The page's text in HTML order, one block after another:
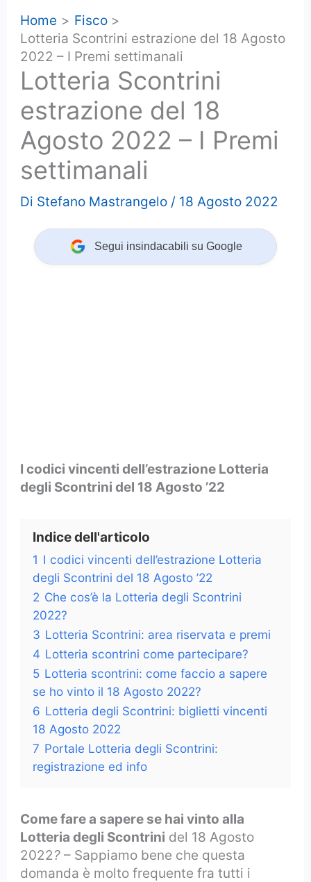
Home
Fisco
Lotteria Scontrini estrazione del 18 Agosto
2022 – I Premi settimanali
Lotteria Scontrini
estrazione del 18
Agosto 2022 – I Premi
settimanali
Di Stefano Mastrangelo / 18 Agosto 2022
Segui insindacabili su Google
I codici vincenti dell’estrazione Lotteria
degli Scontrini del 18 Agosto ’22
Indice dell'articolo
1 I codici vincenti dell’estrazione Lotteria
degli Scontrini del 18 Agosto ’22
2 Che cos’è la Lotteria degli Scontrini
2022?
3 Lotteria Scontrini: area riservata e premi
4 Lotteria scontrini come partecipare?
5 Lotteria scontrini: come faccio a sapere
se ho vinto il 18 Agosto 2022?
6 Lotteria degli Scontrini: biglietti vincenti
18 Agosto 2022
7 Portale Lotteria degli Scontrini:
registrazione ed info
Come fare a sapere se hai vinto alla
Lotteria degli Scontrini del 18 Agosto
2022? – Sappiamo bene che questa
domanda è molto frequente fra tutti i